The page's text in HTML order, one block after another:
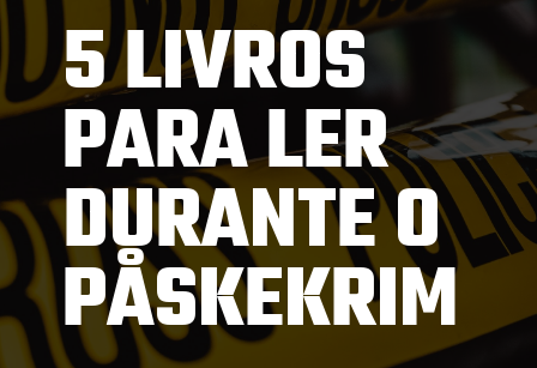
5 LIVROS
PARA LER
DURANTE O
PÅSKEKRIM